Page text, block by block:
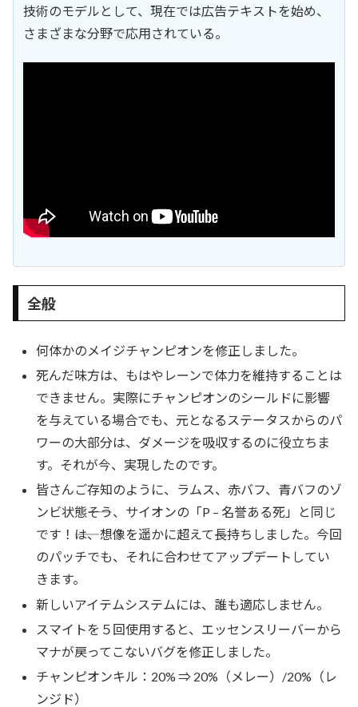
技術のモデルとして、現在では広告テキストを始め、
さまざまな分野で応用されている。
全般
何体かのメイジチャンピオンを修正しました。
死んだ味方は、もはやレーンで体力を維持することは
できません。実際にチャンピオンのシールドに影響
を与えている場合でも、元となるステータスからのパ
ワーの大部分は、ダメージを吸収するのに役立ちま
す。それが今、実現したのです。
皆さんご存知のように、ラムス、赤バフ、青バフのゾ
ンビ状態――そう、サイオンの「P – 名誉ある死」と同じ
です！――は、想像を遥かに超えて長持ちしました。今回
のパッチでも、それに合わせてアップデートしてい
きます。
新しいアイテムシステムには、誰も適応しません。
スマイトを５回使用すると、エッセンスリーバーから
マナが戻ってこないバグを修正しました。
チャンピオンキル：20% ⇒ 20%（メレー）/20%（レ
ンジド）